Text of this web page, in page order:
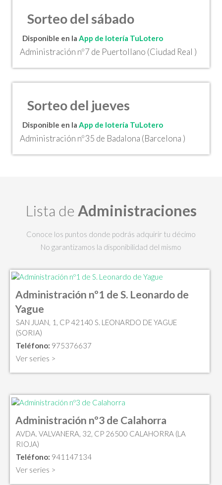
Sorteo del sábado
Disponible en la App de lotería TuLotero
Administración nº7 de Puertollano (Ciudad Real )
Sorteo del jueves
Disponible en la App de lotería TuLotero
Administración nº35 de Badalona (Barcelona )
Lista de Administraciones
Conoce los puntos donde podrás adquirir tu décimo
No garantizamos la disponibilidad del mismo
Administración nº1 de S. Leonardo de
Yague
SAN JUAN, 1, CP 42140 S. LEONARDO DE YAGUE
(SORIA)
Teléfono: 975376637
Ver series >
Administración nº3 de Calahorra
AVDA. VALVANERA, 32, CP 26500 CALAHORRA (LA
RIOJA)
Teléfono: 941147134
Ver series >